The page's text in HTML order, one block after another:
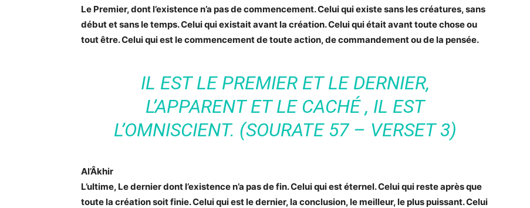
Le Premier, dont l’existence n’a pas de commencement. Celui qui existe sans les créatures, sans
début et sans le temps. Celui qui existait avant la création. Celui qui était avant toute chose ou
tout être. Celui qui est le commencement de toute action, de commandement ou de la pensée.
IL EST LE PREMIER ET LE DERNIER,
L’APPARENT ET LE CACHÉ , IL EST
L’OMNISCIENT. (SOURATE 57 – VERSET 3)
Al’Âkhir
L’ultime, Le dernier dont l’existence n’a pas de fin. Celui qui est éternel. Celui qui reste après que
toute la création soit finie. Celui qui est le dernier, la conclusion, le meilleur, le plus puissant. Celui